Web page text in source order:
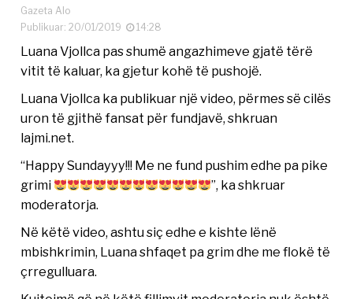
Gazeta Alo
Publikuar: 20/01/2019
14:28
Luana Vjollca pas shumë angazhimeve gjatë tërë
vitit të kaluar, ka gjetur kohë të pushojë.
Luana Vjollca ka publikuar një video, përmes së cilës
uron të gjithë fansat për fundjavë, shkruan
lajmi.net.
“Happy Sundayyy!!! Me ne fund pushim edhe pa pike
grimi
”, ka shkruar
moderatorja.
Në këtë video, ashtu siç edhe e kishte lënë
mbishkrimin, Luana shfaqet pa grim dhe me flokë të
çrregulluara.